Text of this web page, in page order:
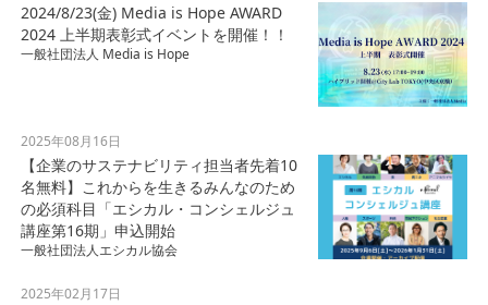
2024/8/23(金) Media is Hope AWARD
2024 上半期表彰式イベントを開催！！
一般社団法人 Media is Hope
2025年08月16日
【企業のサステナビリティ担当者先着10
名無料】これからを生きるみんなのため
の必須科目「エシカル・コンシェルジュ
講座第16期」申込開始
一般社団法人エシカル協会
2025年02月17日